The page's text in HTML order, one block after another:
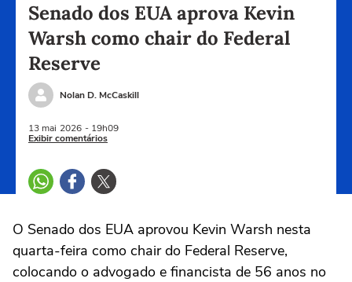
Senado dos EUA aprova Kevin
Warsh como chair do Federal
Reserve
Nolan D. McCaskill
13 mai 2026 - 19h09
Exibir comentários
O Senado dos EUA aprovou Kevin Warsh nesta
quarta-feira como chair do Federal Reserve,
colocando o advogado ‌e financista de 56 anos no